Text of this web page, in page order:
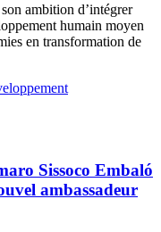
ambition d’intégrer
humain moyen
en transformation de
Sissoco Embaló
ambassadeur